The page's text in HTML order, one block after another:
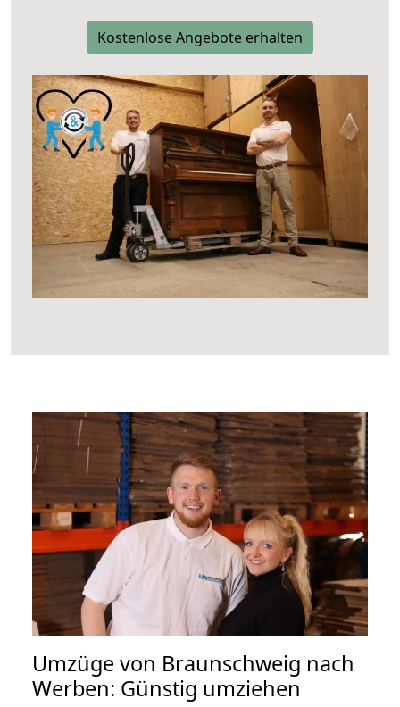
Kostenlose Angebote erhalten
Umzüge von Braunschweig nach
Werben: Günstig umziehen